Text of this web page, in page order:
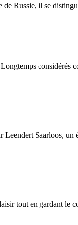
Russie, il se
considérés
Saarloos,
tout en gardant